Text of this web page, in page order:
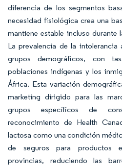
diferencia de los segmentos
necesidad fisiológica crea una
mantiene estable incluso durante
La prevalencia de la
grupos demográficos, con
poblaciones indígenas y los
África. Esta variación
marketing dirigido para las
grupos específicos de
reconocimiento de Health
lactosa como una condición
de seguros para productos
provincias, reduciendo las